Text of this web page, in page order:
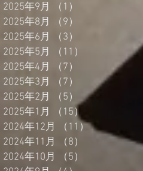
2025年9月
（1）
2025年8月
（9）
2025年6月
（3）
2025年5月
（11）
11件の記事
2025年4月
（7）
7件の記事
2025年3月
（7）
7件の記事
2025年2月
（5）
5件の記事
2025年1月
（15）
2024年12月
（11）11件の記事
2024年11月
（8）
8件の記事
2024年10月
（5）